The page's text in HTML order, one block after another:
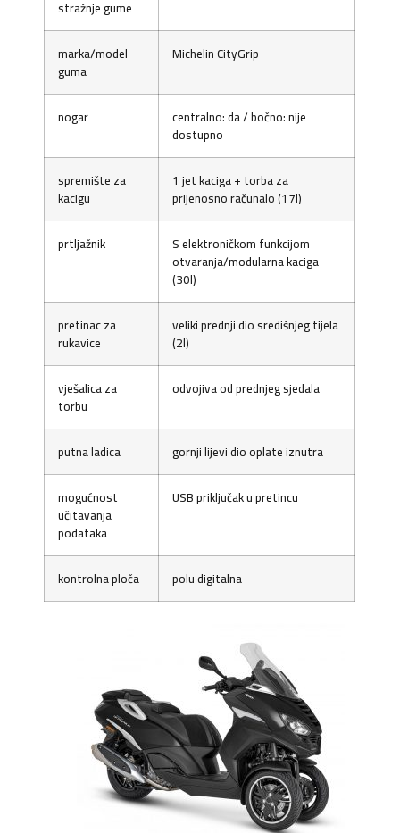
stražnje gume
marka/model
guma
Michelin CityGrip
nogar centralno: da / bočno: nije
dostupno
spremište za
kacigu
1 jet kaciga + torba za
prijenosno računalo (17l)
prtljažnik
S elektroničkom funkcijom
otvaranja/modularna kaciga
(30l)
pretinac za
rukavice
veliki prednji dio središnjeg tijela
(2l)
vješalica za
torbu
odvojiva od prednjeg sjedala
putna ladica
gornji lijevi dio oplate iznutra
mogućnost
učitavanja
podataka
USB priključak u pretincu
kontrolna ploča polu digitalna